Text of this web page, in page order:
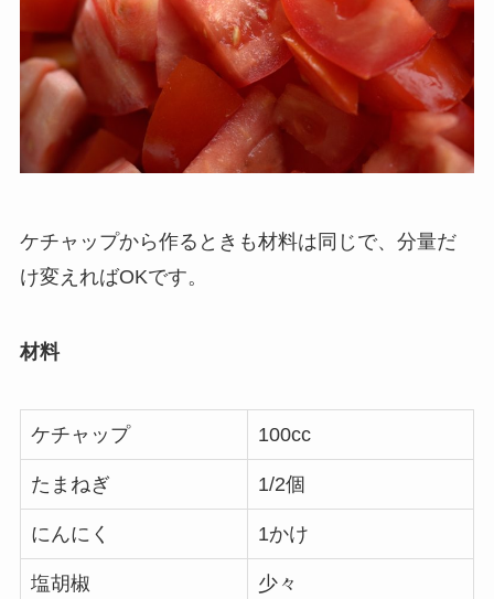
ケチャップから作るときも材料は同じで、分量だ
け変えればOKです。
材料
ケチャップ 100cc
たまねぎ 1/2個
にんにく 1かけ
塩胡椒 少々